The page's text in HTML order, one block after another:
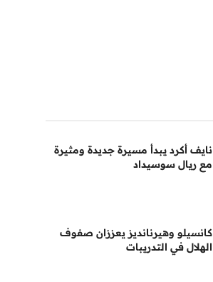
نايف أكرد يبدأ مسيرة جديدة ومثيرة
مع ريال سوسيداد
كانسيلو وهيرنانديز يعززان صفوف
الهلال في التدريبات